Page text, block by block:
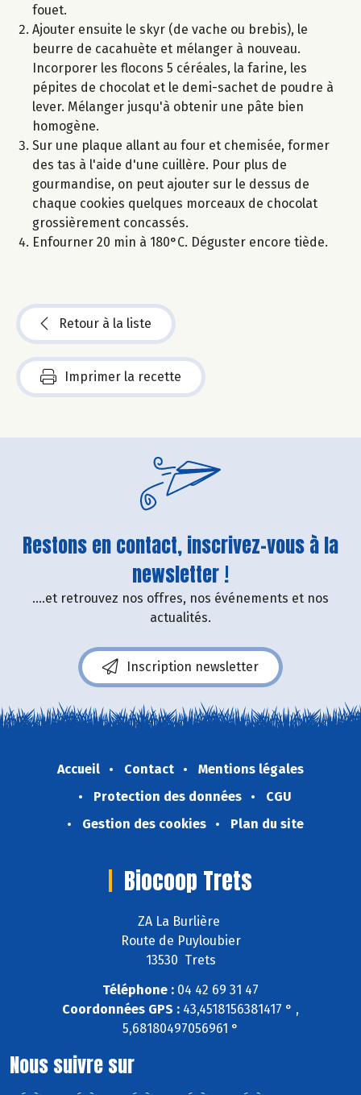
fouet.
Ajouter ensuite le skyr (de vache ou brebis), le
beurre de cacahuète et mélanger à nouveau.
Incorporer les flocons 5 céréales, la farine, les
pépites de chocolat et le demi-sachet de poudre à
lever. Mélanger jusqu'à obtenir une pâte bien
homogène.
Sur une plaque allant au four et chemisée, former
des tas à l'aide d'une cuillère. Pour plus de
gourmandise, on peut ajouter sur le dessus de
chaque cookies quelques morceaux de chocolat
grossièrement concassés.
Enfourner 20 min à 180°C. Déguster encore tiède.
Retour à la liste
Imprimer la recette
Restons en contact, inscrivez-vous à la
newsletter !
....et retrouvez nos offres, nos événements et nos
actualités.
Inscription newsletter
Accueil Contact
Mentions légales
Protection des données
CGU
Gestion des cookies
Plan du site
Biocoop Trets
ZA La Burlière
Route de Puyloubier
13530 Trets
Téléphone : 04 42 69 31 47
Coordonnées GPS : 43,4518156381417 ° ,
5,68180497056961 °
Nous suivre sur